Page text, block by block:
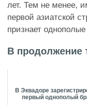
лет. Тем не менее,
первой азиатской
признает
В продолжение
В Эквадоре
первый однополый